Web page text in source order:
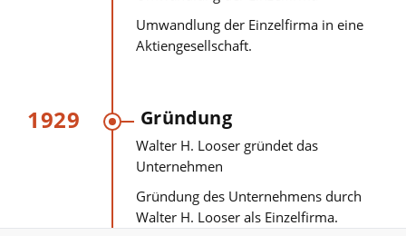
Umwandlung der Einzelfirma in eine
Aktiengesellschaft.
1929 Gründung
Walter H. Looser gründet das
Unternehmen
Gründung des Unternehmens durch
Walter H. Looser als Einzelfirma.